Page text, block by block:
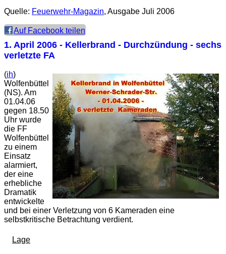
Quelle: Feuerwehr-Magazin, Ausgabe Juli 2006
Auf Facebook teilen
1. April 2006 - Kellerbrand - Durchzündung - sechs
verletzte FA
(ih)
Wolfenbüttel
(NS). Am
01.04.06
gegen 18.50
Uhr wurde
die FF
Wolfenbüttel
zu einem
Einsatz
alarmiert,
der eine
erhebliche
Dramatik
entwickelte
und bei einer Verletzung von 6 Kameraden eine
selbstkritische Betrachtung verdient.
Lage